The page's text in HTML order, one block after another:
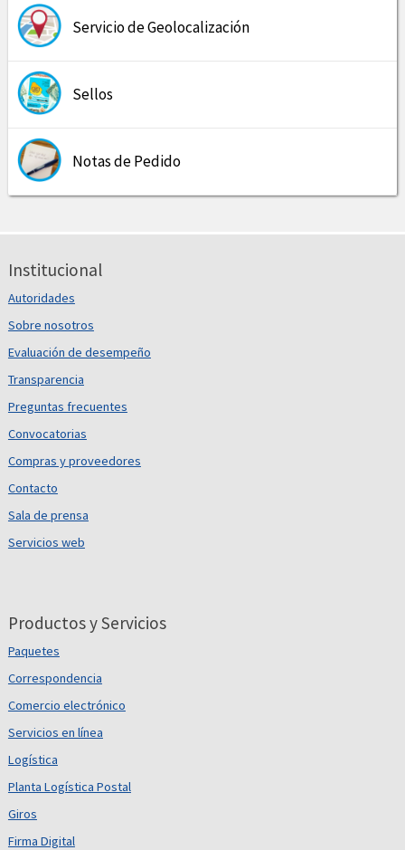
Servicio de Geolocalización
Sellos
Notas de Pedido
Institucional
Autoridades
Sobre nosotros
Evaluación de desempeño
Transparencia
Preguntas frecuentes
Convocatorias
Compras y proveedores
Contacto
Sala de prensa
Servicios web
Productos y Servicios
Paquetes
Correspondencia
Comercio electrónico
Servicios en línea
Logística
Planta Logística Postal
Giros
Firma Digital